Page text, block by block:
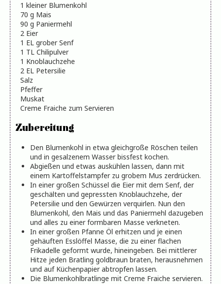
1 kleiner Blumenkohl
70 g Mais
90 g Paniermehl
2 Eier
1 EL grober Senf
1 TL Chilipulver
1 Knoblauchzehe
2 EL Petersilie
Salz
Pfeffer
Muskat
Creme Fraiche zum Servieren
Zubereitung
Den Blumenkohl in etwa gleichgroße Röschen teilen
und in gesalzenem Wasser bissfest kochen.
Abgießen und etwas auskühlen lassen, dann mit
einem Kartoffelstampfer zu grobem Mus zerdrücken.
In einer großen Schüssel die Eier mit dem Senf, der
geschälten und gepressten Knoblauchzehe, der
Petersilie und den Gewürzen verquirlen. Nun den
Blumenkohl, den Mais und das Paniermehl dazugeben
und alles zu einer formbaren Masse verkneten.
In einer großen Pfanne Öl erhitzen und je einen
gehäuften Esslöffel Masse, die zu einer flachen
Frikadelle geformt wurde, hineingeben. Bei mittlerer
Hitze jeden Bratling goldbraun braten, herausnehmen
und auf Küchenpapier abtropfen lassen.
Die Blumenkohlbratlinge mit Creme Fraiche servieren.